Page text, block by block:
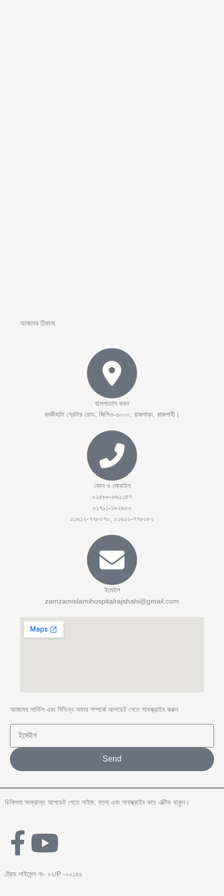
আমাদের ঠিকানা
হাসপাতাল ভবন
কাজীহাটা গ্রেটার রোড, জিপিও-৬০০০, রাজপাড়া, রাজশাহী।
ফোন ও মোবাইল
০২৫৮৮-৮৬১১৪৭
০১৭১১-১৯২৬০০
০১৬১২-৭৭৮০৭০, ০১৬১২-৭৭৮০৮২
ইমেইল
zamzamislamihospitalrajshahi@gmail.com
আমাদের সার্ভিস এবং বিভিন্ন অফার সম্পর্কে আপডেট পেতে সাবস্ক্রাইব করুন
a
i
Send
চিকিৎসা সংক্রান্ত আপডেট পেতে লাইক, ফলো এবং সাবস্ক্রাইব করে এক্টিভ থাকুন।
F
a
Y
o
ট্রেড লাইসেন্স নং- ০২/P -০০১৫৬